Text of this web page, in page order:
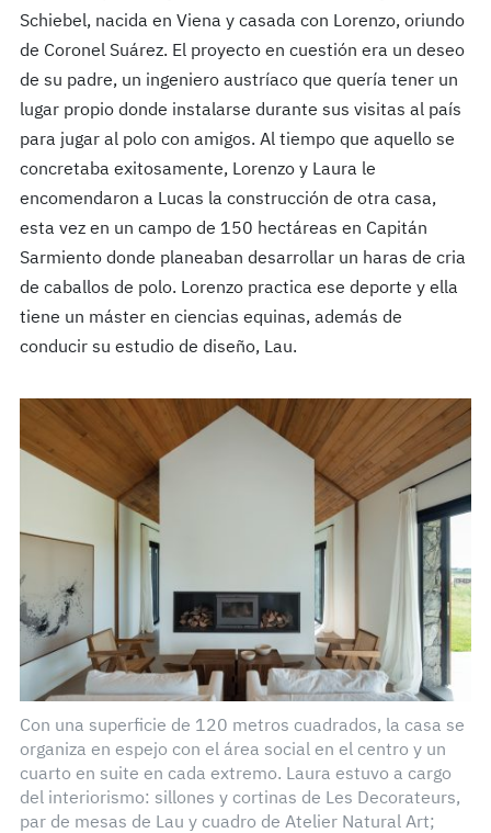
Schiebel, nacida en Viena y casada con Lorenzo, oriundo
de Coronel Suárez. El proyecto en cuestión era un deseo
de su padre, un ingeniero austríaco que quería tener un
lugar propio donde instalarse durante sus visitas al país
para jugar al polo con amigos. Al tiempo que aquello se
concretaba exitosamente, Lorenzo y Laura le
encomendaron a Lucas la construcción de otra casa,
esta vez en un campo de 150 hectáreas en Capitán
Sarmiento donde planeaban desarrollar un haras de cria
de caballos de polo. Lorenzo practica ese deporte y ella
tiene un máster en ciencias equinas, además de
conducir su estudio de diseño, Lau.
Con una superficie de 120 metros cuadrados, la casa se
organiza en espejo con el área social en el centro y un
cuarto en suite en cada extremo. Laura estuvo a cargo
del interiorismo: sillones y cortinas de Les Decorateurs,
par de mesas de Lau y cuadro de Atelier Natural Art;